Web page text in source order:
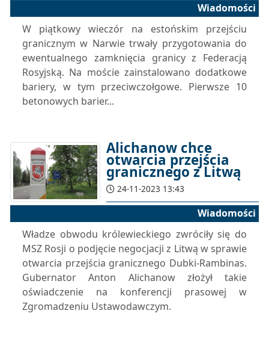
Wiadomości
W piątkowy wieczór na estońskim przejściu
granicznym w Narwie trwały przygotowania do
ewentualnego zamknięcia granicy z Federacją
Rosyjską. Na moście zainstalowano dodatkowe
bariery, w tym przeciwczołgowe. Pierwsze 10
betonowych barier...
Alichanow chce
otwarcia przejścia
granicznego z Litwą
24-11-2023 13:43
Wiadomości
Władze obwodu królewieckiego zwróciły się do
MSZ Rosji o podjęcie negocjacji z Litwą w sprawie
otwarcia przejścia granicznego Dubki-Rambinas.
Gubernator Anton Alichanow złożył takie
oświadczenie na konferencji prasowej w
Zgromadzeniu Ustawodawczym.